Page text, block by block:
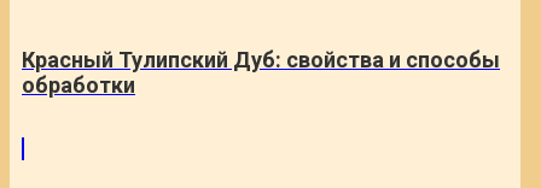
Красный Тулипский Дуб: свойства и способы
обработки